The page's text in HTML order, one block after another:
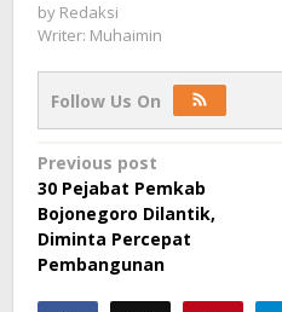
by Redaksi
Writer: Muhaimin
Follow Us On
Post
navigation
Previous post
30 Pejabat Pemkab
Bojonegoro Dilantik,
Diminta Percepat
Pembangunan